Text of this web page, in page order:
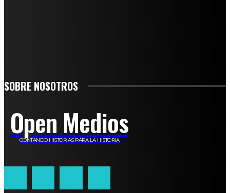
SOBRE NOSOTROS
Open Medios
CONTANDO HISTORIAS PARA LA HISTORIA